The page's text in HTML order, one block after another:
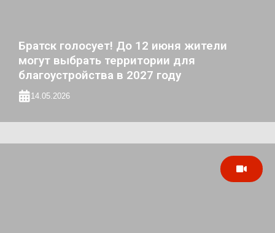
Братск голосует! До 12 июня жители
могут выбрать территории для
благоустройства в 2027 году
14.05.2026